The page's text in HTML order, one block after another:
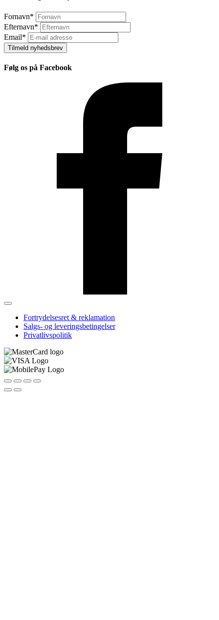
Fornavn*
Efternavn*
Email*
Tilmeld nyhedsbrev
Følg os på Facebook
Fortrydelsesret & reklamation
Salgs- og leveringsbetingelser
Privatlivspolitik